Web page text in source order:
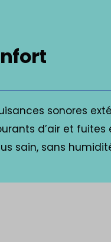
sonores
d’air et fuites
sain, sans